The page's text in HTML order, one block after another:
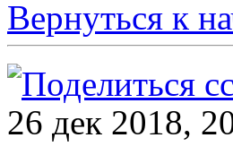
Вернуться к
26 дек 2018,